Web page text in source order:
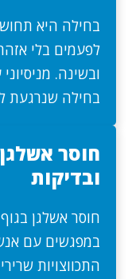
בחילה היא
לפעמים בלי
ובשינה.
בחילה שנרגעת
חוסר
ובדיקות
חוסר אשלגן
במפגשים עם
התכווצויות